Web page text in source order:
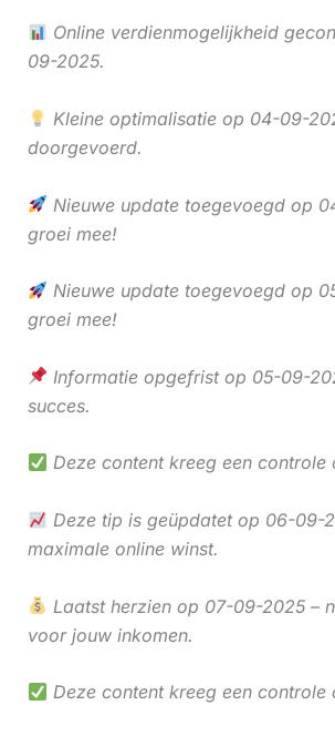
Online verdienmogelijkheid
09-2025.
Kleine optimalisatie op 04-09-
doorgevoerd.
Nieuwe update toegevoegd op
groei mee!
Nieuwe update toegevoegd op
groei mee!
Informatie opgefrist op 05-09-
succes.
Deze content kreeg een
Deze tip is geüpdatet op 06-09-
maximale online winst.
Laatst herzien op 07-09-2025 –
voor jouw inkomen.
Deze content kreeg een